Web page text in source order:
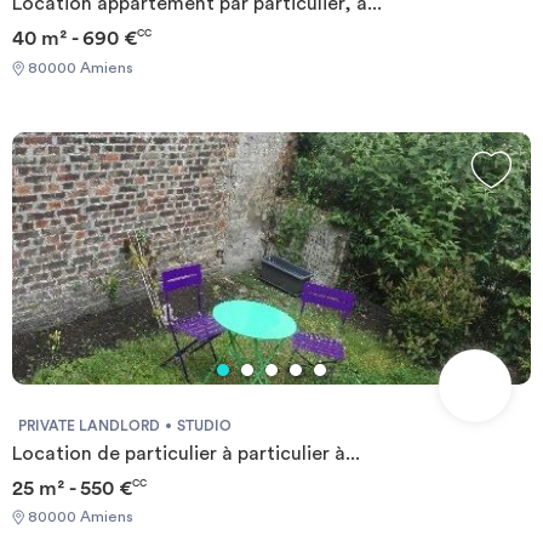
Location appartement par particulier, a...
40 m² - 690 €CC
80000 Amiens
PRIVATE LANDLORD STUDIO
Location de particulier à particulier à...
25 m² - 550 €CC
80000 Amiens